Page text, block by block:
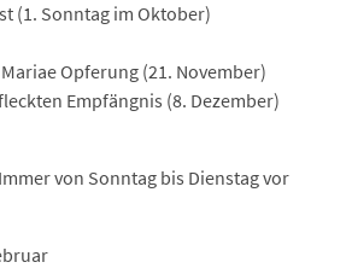
(1. Sonntag im Oktober)
Opferung (21. November)
Empfängnis (8. Dezember)
Immer von Sonntag bis Dienstag vor